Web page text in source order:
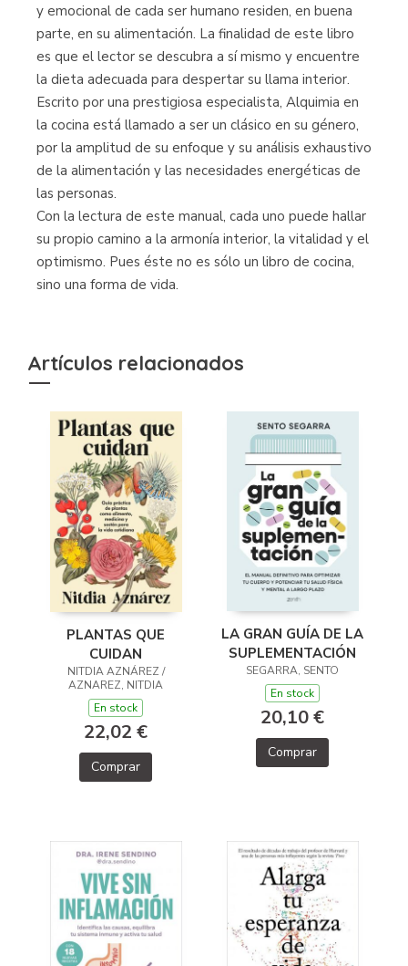
y emocional de cada ser humano residen, en buena
parte, en su alimentación. La finalidad de este libro
es que el lector se descubra a sí mismo y encuentre
la dieta adecuada para despertar su llama interior.
Escrito por una prestigiosa especialista, Alquimia en
la cocina está llamado a ser un clásico en su género,
por la amplitud de su enfoque y su análisis exhaustivo
de la alimentación y las necesidades energéticas de
las personas.
Con la lectura de este manual, cada uno puede hallar
su propio camino a la armonía interior, la vitalidad y el
optimismo. Pues éste no es sólo un libro de cocina,
sino una forma de vida.
Artículos relacionados
PLANTAS QUE
CUIDAN
NITDIA AZNÁREZ /
AZNAREZ, NITDIA
En stock
22,02 €
Comprar
LA GRAN GUÍA DE LA
SUPLEMENTACIÓN
SEGARRA, SENTO
En stock
20,10 €
Comprar